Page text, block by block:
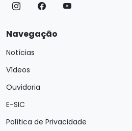
Navegação
Notícias
Vídeos
Ouvidoria
E-SIC
Política de Privacidade